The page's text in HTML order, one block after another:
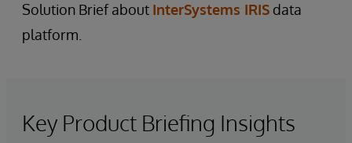
Solution Brief about InterSystems IRIS data
platform.
Key Product Briefing Insights